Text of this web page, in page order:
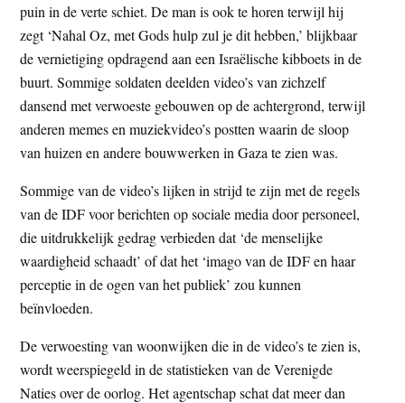
puin in de verte schiet. De man is ook te horen terwijl hij
zegt ‘Nahal Oz, met Gods hulp zul je dit hebben,’ blijkbaar
de vernietiging opdragend aan een Israëlische kibboets in de
buurt. Sommige soldaten deelden video’s van zichzelf
dansend met verwoeste gebouwen op de achtergrond, terwijl
anderen memes en muziekvideo’s postten waarin de sloop
van huizen en andere bouwwerken in Gaza te zien was.
Sommige van de video’s lijken in strijd te zijn met de regels
van de IDF voor berichten op sociale media door personeel,
die uitdrukkelijk gedrag verbieden dat ‘de menselijke
waardigheid schaadt’ of dat het ‘imago van de IDF en haar
perceptie in de ogen van het publiek’ zou kunnen
beïnvloeden.
De verwoesting van woonwijken die in de video’s te zien is,
wordt weerspiegeld in de statistieken van de Verenigde
Naties over de oorlog. Het agentschap schat dat meer dan